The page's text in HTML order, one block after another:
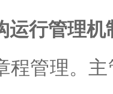
运行管理机
管理。主